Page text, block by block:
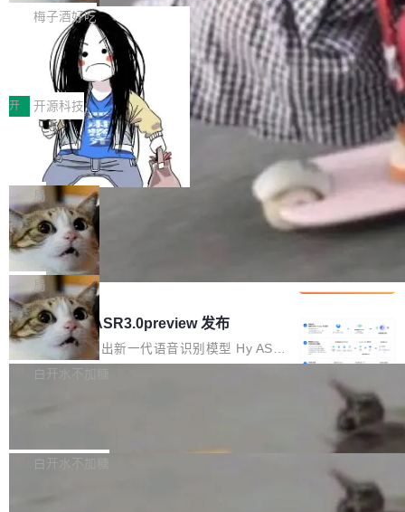
续增长的AI成本该如何优化。 深信服AI算力网关
正是围绕这些实际问题，从Token治理和成本治
理两个方面，让用户的每一份算力都看得清、管
得住、用得稳、省得下、更安全！ 一、从现在开
始，Token使用一目...
wat（Google 员工编号 23，Jeff Dean 二十多
年的编程搭档，MapReduce 和 Bigtable 的共同
作者）、Quoc Le（Google 大脑核心成员，Se
q2Seq 和 DocAI 的共同发明人）以及 Oriol Vin
yals（Gemini 联合负责人，AlphaSta...
把「看得清、用母语、记得住」三件事一次补
齐。 SolonCode 是什么 SolonCode 是杭州无
耳科技研发的企业级终端编码智能体——一位全
中文驱动的数字员工，自主理解需求、规划步
骤、编写代码。不挑模型、不挑平台，curl 一行
装完即用。 开源地址：Gitee · GitCode · GitHu
b 安装 支持 Java 8+（8~26）、macOS / Linu
x / Windows / Harmony PC。 # macOS / Linu
x / Harmony PC curl -fsSL https://solon.noea
r.org/solon...
梅子酒好吃
让“代码语义理解”深度释放AI Coding
价值潜能：华为云码道（CodeArts）
代码仓技术解析
一、代码仓深度理解技术的作用与价值 在软件工
程实践中，代码仓是企业核心知识资产的主要载
体。企业级代码仓库通常包含数十万乃至数百万
个文件，其规模远超单次模型调用可承载的上下
文窗口。随着项目规模的持续扩张与代码历史的
不断累积，代码仓中的模块关系、接口契约、业
务逻辑等关键信息往往分散于数十乃至数百个文
件之中，形成高度复杂的知识关联网络。传统的
代码检索手段（如关键词匹配、目录遍历）仅能
在语法层面完成文本定位，难以触及代码的语义
内涵与结构关联，导致开发者使用代码智能体在
理解大规模代码仓时面临显著"代码仓理解"瓶
颈。 代码仓深度理解服务（以下简称" CodeBas
e深度理解服务"）是华为云码道（CodeA...
开 开源科技
一条“删库”命令跑 17 小时，算法工程
师删光 89TB 数据只为干私活
最高人民检察院8月4日公布了一起案件：北京一
名90后算法工程师王某，为了给自己接的私活腾
服务器空间，删光了公司AI游戏部门的全部核心
数据。 王某2024年1月入职东城区某科技公司AI
短剧部门，有互联网大厂背景。在公司内部架构
调整期间，部门三次通知全员将数据从A集群迁
移到B集群，王某都回复了"收到"。 他没有迁移
数据。2024年9月3日下午4点，他使用此前登录
的账号密码进入A集群，输入了一条被程序员圈
称为"删库跑路"的命令——最高管理员权限、无
自研的多个文生3D和...
局
Cloudflare 分享推理优化实践：KV ca
che 量化 + 权重压缩，吞吐量提升 4
1%，成本降 30%
Kimi 和 GLM 是当前最强的大模型系列之一，但
它们有一个共同的问题：太吃显存了。月之暗面
的 Kimi K 系列和智谱的 GLM 都是长上下文、M
oE 架构的大模型，好用到让人上瘾，但 GPU 显
存永远不够用。 Cloudflare 的 Workers AI 团队
一直在跑这些模型的推理。他们在官方博客上发
整性保护。效果是：吞吐量提升 41%，每 token
局
腾讯混元 Hy ASR3.0preview 发布
腾讯混元正式推出新一代语音识别模型 Hy ASR
3.0preview。基于最新一代大语言模型 Hy3 的
让语音识别不再只是听清，而是真正听懂。通过
白开水不加糖
新和少量网页兼容性修复版本。 Changes/fixe
白开水不加糖